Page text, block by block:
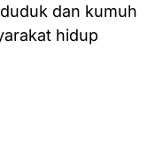
dan kumuh
hidup